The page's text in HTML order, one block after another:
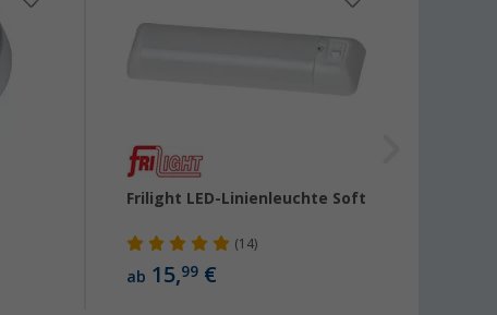
Frilight LED-Linienleuchte Soft
(14)
ab 15,99€